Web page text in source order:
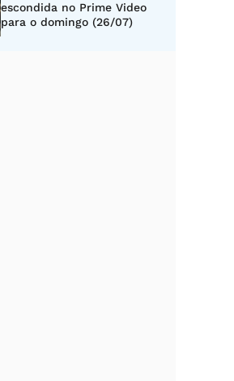
escondida no Prime Video
para o domingo (26/07)